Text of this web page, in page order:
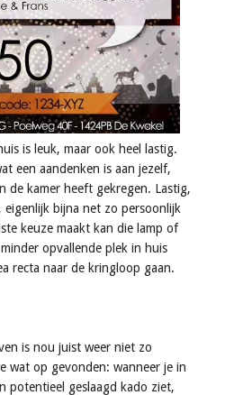
is leuk, maar ook heel lastig.
een aandenken is aan jezelf,
de kamer heeft gekregen. Lastig,
bijna net zo persoonlijk
keuze maakt kan die lamp of
opvallende plek in huis
recta naar de kringloop gaan.
is nou juist weer niet zo
wat op gevonden: wanneer je in
potentieel geslaagd kado ziet,